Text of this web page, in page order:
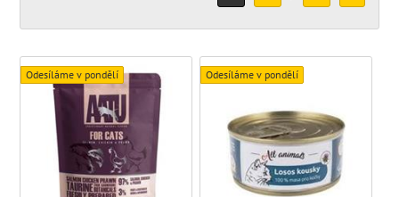
Odesíláme v pondělí Odesíláme v pondělí